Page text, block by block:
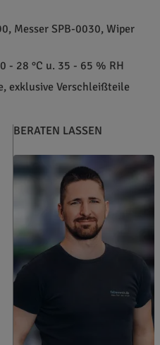
Messer SPB-0030, Wiper
- 28 °C u. 35 - 65 % RH
exklusive Verschleißteile
BERATEN LASSEN